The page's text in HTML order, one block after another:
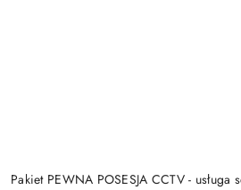
Pakiet PEWNA POSESJA CCTV - usługa